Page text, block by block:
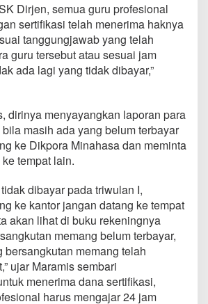
n
g
a
n
S
e
i
f
i
k
i
T
a
k
D
i
s
a
Dirjen, semua guru profesional
sertifikasi telah menerima haknya
tanggungjawab yang telah
guru tersebut atau sesuai jam
ada lagi yang tidak dibayar,”
dirinya menyayangkan laporan para
masih ada yang belum terbayar
ke Dikpora Minahasa dan meminta
tempat lain.
dibayar pada triwulan I,
ke kantor jangan datang ke tempat
akan lihat di buku rekeningnya
memang belum terbayar,
bersangkutan memang telah
ujar Maramis sembari
menerima dana sertifikasi,
harus mengajar 24 jam